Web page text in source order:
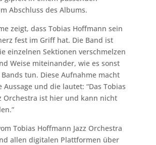
Abschluss des Albums.
zeigt, dass Tobias Hoffmann sein
fest im Griff hat. Die Band ist
einzelnen Sektionen verschmelzen
Weise miteinander, wie es sonst
tun. Diese Aufnahme macht
und die lautet: “Das Tobias
Orchestra ist hier und kann nicht
Tobias Hoffmann Jazz Orchestra
allen digitalen Plattformen über